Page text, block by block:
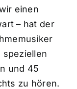
einen
– hat der
speziellen
und 45
zu hören.